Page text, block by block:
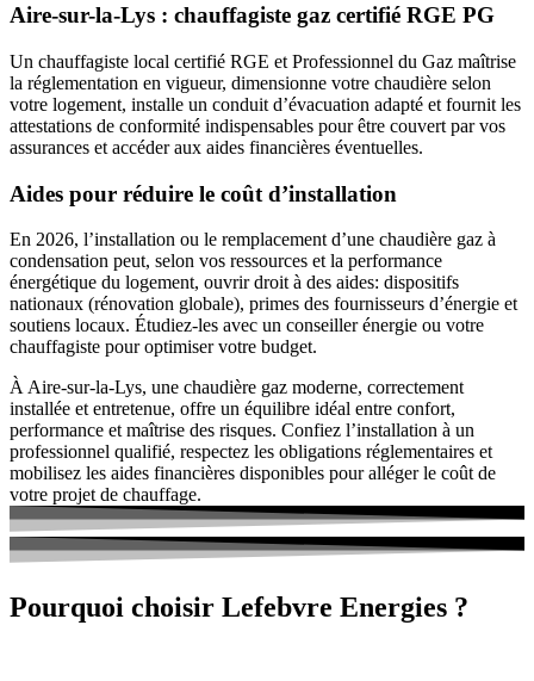
Aire-sur-la-Lys : chauffagiste gaz certifié RGE PG
Un chauffagiste local certifié RGE et Professionnel du Gaz maîtrise
la réglementation en vigueur, dimensionne votre chaudière selon
votre logement, installe un conduit d’évacuation adapté et fournit les
attestations de conformité indispensables pour être couvert par vos
assurances et accéder aux aides financières éventuelles.
Aides pour réduire le coût d’installation
En 2026, l’installation ou le remplacement d’une chaudière gaz à
condensation peut, selon vos ressources et la performance
énergétique du logement, ouvrir droit à des aides: dispositifs
nationaux (rénovation globale), primes des fournisseurs d’énergie et
soutiens locaux. Étudiez-les avec un conseiller énergie ou votre
chauffagiste pour optimiser votre budget.
À Aire-sur-la-Lys, une chaudière gaz moderne, correctement
installée et entretenue, offre un équilibre idéal entre confort,
performance et maîtrise des risques. Confiez l’installation à un
professionnel qualifié, respectez les obligations réglementaires et
mobilisez les aides financières disponibles pour alléger le coût de
votre projet de chauffage.
Pourquoi choisir Lefebvre Energies ?